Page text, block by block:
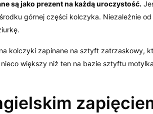
są jako prezent na każdą uroczystość.
górnej części kolczyka. Niezależnie
kolczyki zapinane na sztyft zatrzaskowy,
większy niż ten na bazie sztyftu